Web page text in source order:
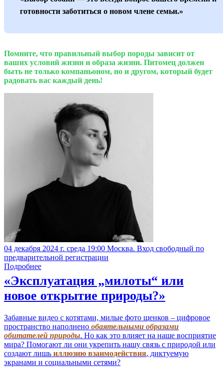
готовности заботиться о новом члене семьи.»
Помните, что правильный выбор породы зависит от
ваших условий жизни и образа жизни. Питомец должен
быть не только компаньоном, но и другом, который будет
радовать вас каждый день!
04 декабря 2024 г. среда 19:00 Москва. Вход свободный по
предварительной регистрации
Подробнее
«Эксплуатация „милоты“ или
новое открытие природы?»
Забавные видео с котятами, милые фото щенков – цифровое
пространство наполнено обаятельными образами
обитателей природы. Но как это влияет на наше восприятие
мира? Помогают ли они укрепить нашу связь с природой или
создают лишь иллюзию взаимодействия, диктуемую
экранами и социальными сетями?